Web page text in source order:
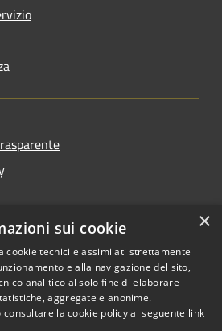
Copyright © 2026 • Comune di
Stimigliano • Powered by
×
sui cookie
cookie tecnici e assimilati strettamente
e alla navigazione del sito,
analitico al solo fine di elaborare
aggregate e anonime.
la cookie policy al seguente link